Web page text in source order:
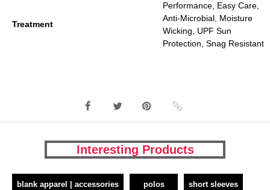
Treatment
Performance, Easy Care,
Anti-Microbial, Moisture
Wicking, UPF Sun
Protection, Snag Resistant
Interesting Products
blank apparel | accessories polos short sleeves